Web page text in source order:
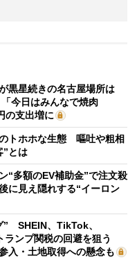
黒星続きの名古屋場所は
今日はみんなで焼肉
の支出増に
トホホな生態 嘔吐や粗相
”とは
“多額のEV補助金”で注文殺
に見え隠れする“イーロン
” SHEIN、TikTok、
ランプ関税の回避を狙う
入・土地取得への懸念も